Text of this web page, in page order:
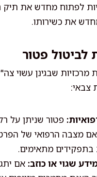
לפתוח מחדש את תיק
את כשירותו.
לביטול פטור
מרכזיות שבגינן עשוי
צבאי:
פטור שניתן על
מצבה הרפואי של
בתפקידים מתאימים.
שגוי או כוזב: אם